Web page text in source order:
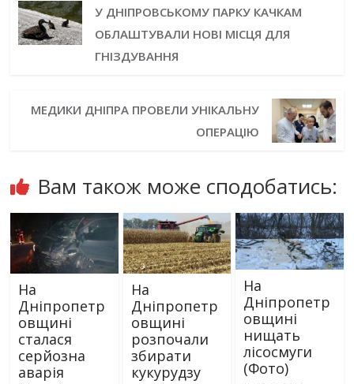
У ДНІПРОВСЬКОМУ ПАРКУ КАЧКАМ
ОБЛАШТУВАЛИ НОВІ МІСЦЯ ДЛЯ
ГНІЗДУВАННЯ
МЕДИКИ ДНІПРА ПРОВЕЛИ УНІКАЛЬНУ
ОПЕРАЦІЮ
Вам також може сподобатись:
На
Дніпропетр
овщині
сталася
серйозна
аварія
На
Дніпропетр
овщині
розпочали
збирати
кукурудзу
На
Дніпропетр
овщині
нищать
лісосмуги
(Фото)